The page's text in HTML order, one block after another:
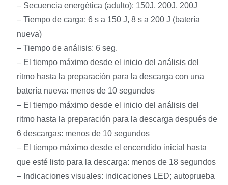
– Secuencia energética (adulto): 150J, 200J, 200J
– Tiempo de carga: 6 s a 150 J, 8 s a 200 J (batería
nueva)
– Tiempo de análisis: 6 seg.
– El tiempo máximo desde el inicio del análisis del
ritmo hasta la preparación para la descarga con una
batería nueva: menos de 10 segundos
– El tiempo máximo desde el inicio del análisis del
ritmo hasta la preparación para la descarga después de
6 descargas: menos de 10 segundos
– El tiempo máximo desde el encendido inicial hasta
que esté listo para la descarga: menos de 18 segundos
– Indicaciones visuales: indicaciones LED; autoprueba